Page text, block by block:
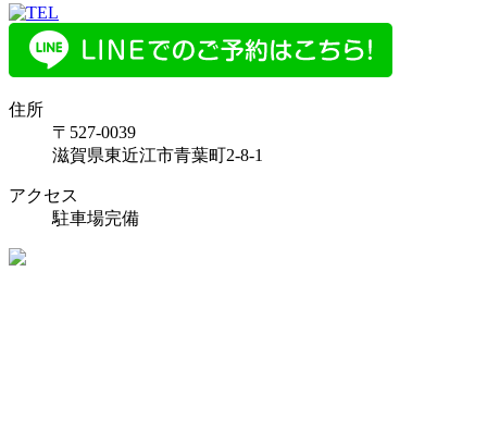
住所
〒527-0039
滋賀県東近江市青葉町2-8-1
アクセス
駐車場完備